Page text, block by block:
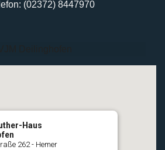
(02372) 8447970
Haus
262 - Hemer